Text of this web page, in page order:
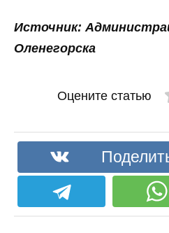
Источник:
Оленегорска
Оцените статью